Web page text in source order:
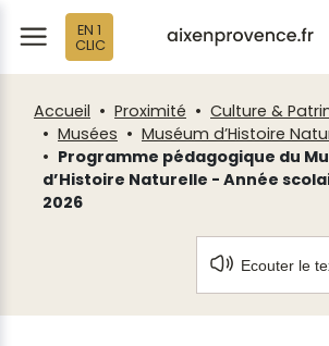
EN 1
CLIC
Accueil Proximité
Culture &
Musées
Muséum d’Histoire
Programme pédagogique du
d’Histoire Naturelle - Année
2026
Ecouter le
Fenêtre
de
chat
Panneau de gestion des cookies